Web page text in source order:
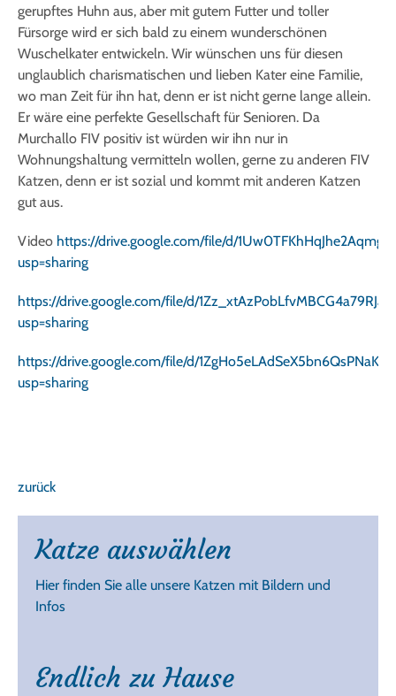
gerupftes Huhn aus, aber mit gutem Futter und toller
Fürsorge wird er sich bald zu einem wunderschönen
Wuschelkater entwickeln. Wir wünschen uns für diesen
unglaublich charismatischen und lieben Kater eine Familie,
wo man Zeit für ihn hat, denn er ist nicht gerne lange allein.
Er wäre eine perfekte Gesellschaft für Senioren. Da
Murchallo FIV positiv ist würden wir ihn nur in
Wohnungshaltung vermitteln wollen, gerne zu anderen FIV
Katzen, denn er ist sozial und kommt mit anderen Katzen
gut aus.
Video https://drive.google.com/file/d/
usp=sharing
https://drive.google.com/file/d/
usp=sharing
https://drive.google.com/file/d/
usp=sharing
zurück
Katze auswählen
Hier finden Sie alle unsere Katzen mit Bildern und
Infos
Endlich zu Hause